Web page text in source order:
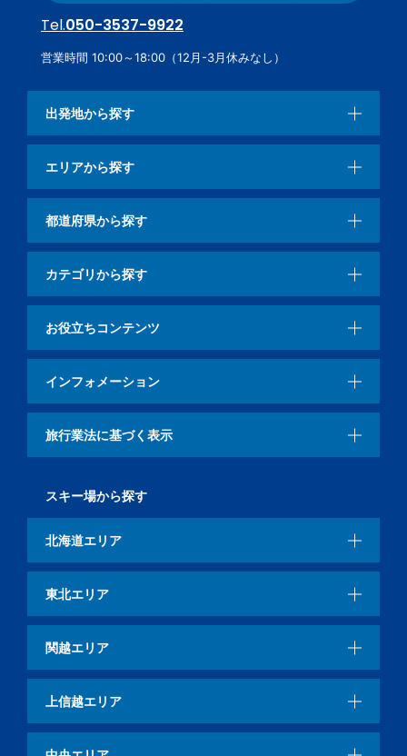
Tel.050-3537-9922
営業時間 10:00～18:00（12月-3月休みなし）
出発地から探す
エリアから探す
都道府県から探す
カテゴリから探す
お役立ちコンテンツ
インフォメーション
旅行業法に基づく表示
スキー場から探す
北海道エリア
東北エリア
関越エリア
上信越エリア